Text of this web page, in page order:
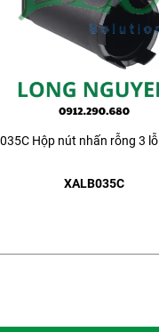
Hộp nút nhấn rỗng 3
XALB035C